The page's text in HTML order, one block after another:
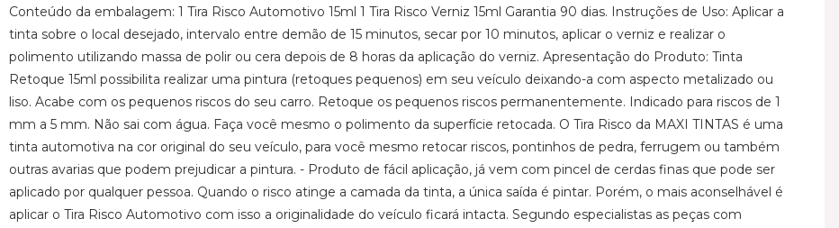
Conteúdo da embalagem: 1 Tira Risco Automotivo 15ml 1 Tira Risco Verniz 15ml Garantia 90 dias. Instruções de Uso: Aplicar a
tinta sobre o local desejado, intervalo entre demão de 15 minutos, secar por 10 minutos, aplicar o verniz e realizar o
polimento utilizando massa de polir ou cera depois de 8 horas da aplicação do verniz. Apresentação do Produto: Tinta
Retoque 15ml possibilita realizar uma pintura (retoques pequenos) em seu veículo deixando-a com aspecto metalizado ou
liso. Acabe com os pequenos riscos do seu carro. Retoque os pequenos riscos permanentemente. Indicado para riscos de 1
mm a 5 mm. Não sai com água. Faça você mesmo o polimento da superfície retocada. O Tira Risco da MAXI TINTAS é uma
tinta automotiva na cor original do seu veículo, para você mesmo retocar riscos, pontinhos de pedra, ferrugem ou também
outras avarias que podem prejudicar a pintura. - Produto de fácil aplicação, já vem com pincel de cerdas finas que pode ser
aplicado por qualquer pessoa. Quando o risco atinge a camada da tinta, a única saída é pintar. Porém, o mais aconselhável é
aplicar o Tira Risco Automotivo com isso a originalidade do veículo ficará intacta. Segundo especialistas as peças com